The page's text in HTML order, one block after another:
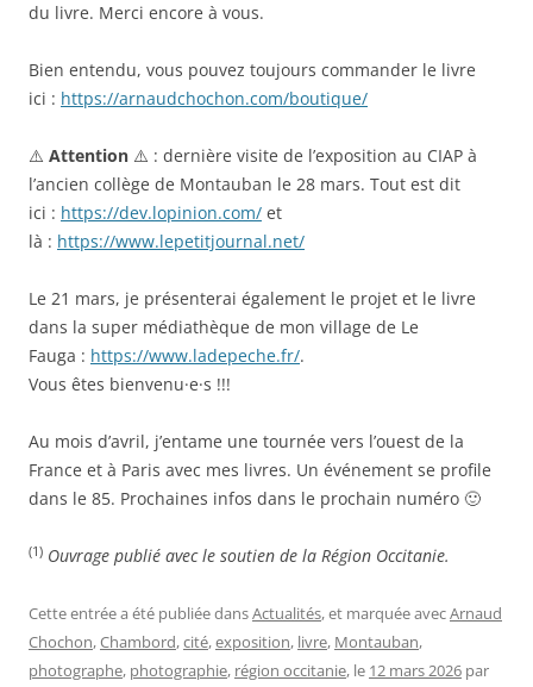
du livre. Merci encore à vous.
Bien entendu, vous pouvez toujours commander le livre
ici : https://arnaudchochon.com/boutique/
⚠️ Attention ⚠️ : dernière visite de l’exposition au CIAP à
l’ancien collège de Montauban le 28 mars. Tout est dit
ici : https://dev.lopinion.com/ et
là : https://www.lepetitjournal.net/
Le 21 mars, je présenterai également le projet et le livre
dans la super médiathèque de mon village de Le
Fauga : https://www.ladepeche.fr/.
Vous êtes bienvenu·e·s !!!
Au mois d’avril, j’entame une tournée vers l’ouest de la
France et à Paris avec mes livres. Un événement se profile
dans le 85. Prochaines infos dans le prochain numéro 🙂
(1) Ouvrage publié avec le soutien de la Région Occitanie.
Cette entrée a été publiée dansActualités, et marquée avecArnaud
Chochon,Chambord,cité,exposition, livre, Montauban,
photographe, photographie, région occitanie, le 12 mars 2026 par